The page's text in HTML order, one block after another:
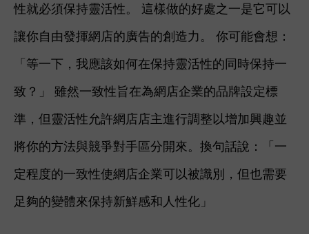
性就必須保持靈活性。 這樣做的好處之一是它可以
讓你自由發揮網店的廣告的創造力。 你可能會想：
「等一下，我應該如何在保持靈活性的同時保持一
致？」 雖然一致性旨在為網店企業的品牌設定標
準，但靈活性允許網店店主進行調整以增加興趣並
將你的方法與競爭對手區分開來。 換句話說：「一
定程度的一致性使網店企業可以被識別，但也需要
足夠的變體來保持新鮮感和人性化」